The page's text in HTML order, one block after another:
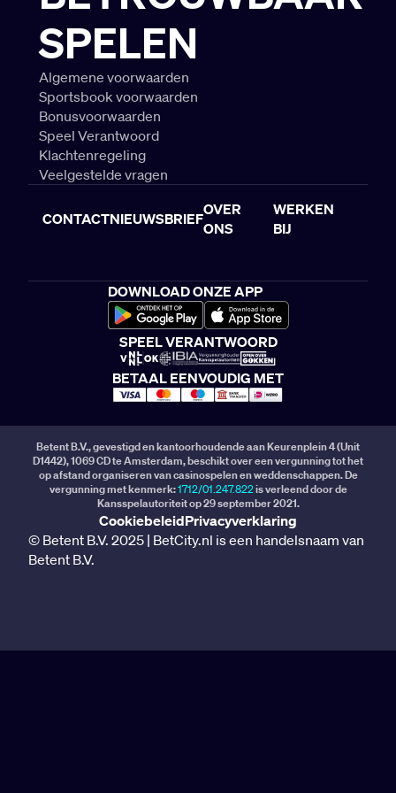
SPELEN
Algemene voorwaarden
Sportsbook voorwaarden
Bonusvoorwaarden
Speel Verantwoord
Klachtenregeling
Veelgestelde vragen
CONTACTNIEUWSBRIEF
OVER
ONS
WERKEN
BIJ
DOWNLOAD ONZE APP
SPEEL VERANTWOORD
BETAAL EENVOUDIG MET
Betent B.V., gevestigd en kantoorhoudende aan Keurenplein 4 (Unit
D1442), 1069 CD te Amsterdam, beschikt over een vergunning tot het
op afstand organiseren van casinospelen en weddenschappen. De
vergunning met kenmerk:1712/01.247.822is verleend door de
Kansspelautoriteit op 29 september 2021.
CookiebeleidPrivacyverklaring
© Betent B.V. 2025 | BetCity.nl is een handelsnaam van
Betent B.V.